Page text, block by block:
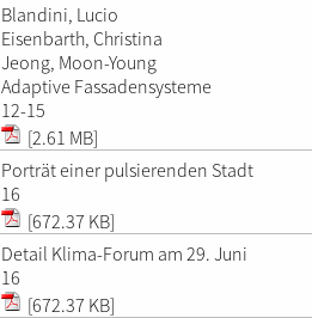
Blandini, Lucio
Eisenbarth, Christina
Jeong, Moon-Young
Adaptive Fassadensysteme
12-15
[2.61 MB]
Porträt einer pulsierenden Stadt
16
[672.37 KB]
Detail Klima-Forum am 29. Juni
16
[672.37 KB]